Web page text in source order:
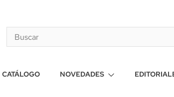
CATÁLOGO NOVEDADES